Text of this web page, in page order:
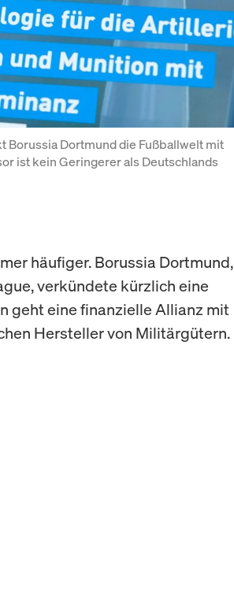
Borussia Dortmund die Fußballwelt mit
ist kein Geringerer als Deutschlands
häufiger. Borussia Dortmund,
verkündete kürzlich eine
geht eine finanzielle Allianz mit
Hersteller von Militärgütern.